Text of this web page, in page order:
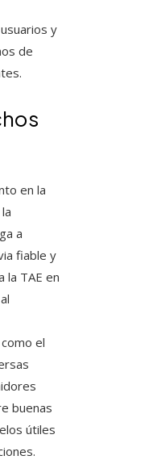
y
de
en la
a
fiable y
la TAE en
el
buenas
útiles